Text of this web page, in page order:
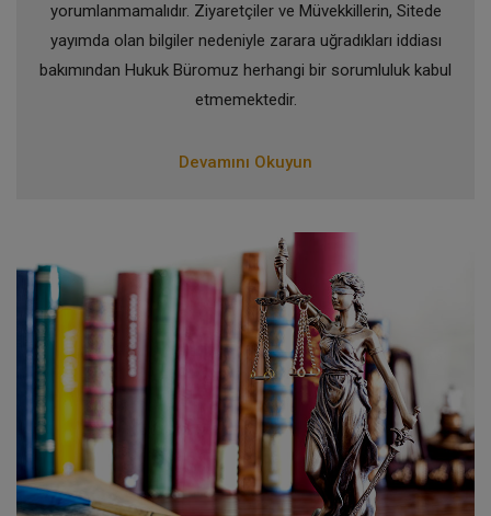
yorumlanmamalıdır. Ziyaretçiler ve Müvekkillerin, Sitede
yayımda olan bilgiler nedeniyle zarara uğradıkları iddiası
bakımından Hukuk Büromuz herhangi bir sorumluluk kabul
etmemektedir.
Devamını Okuyun